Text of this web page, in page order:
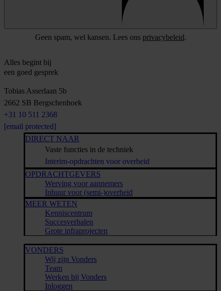
Geen spam, wel kansen. Lees ons privacybeleid.
Alles begint bij
een goed gesprek
Tobias Asserlaan 5b
2662 SB Bergschenhoek
+31 10 511 2368
[email protected]
DIRECT NAAR
Vaste functies in de techniek
Interim-opdrachten voor overheid
OPDRACHTGEVERS
Werving voor aannemers
Inhuur voor (semi-)overheid
MEER WETEN
Kenniscentrum
Succesverhalen
Grote infraprojecten
VONDERS
Wij zijn Vonders
Team
Werken bij Vonders
Inloggen